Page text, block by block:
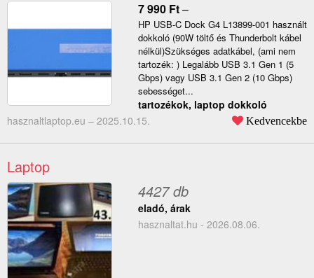
7 990 Ft–
HP USB-C Dock G4 L13899-001 használt
dokkoló (90W töltő és Thunderbolt kábel
nélkül)Szükséges adatkábel, (ami nem
tartozék: ) Legalább USB 3.1 Gen 1 (5
Gbps) vagy USB 3.1 Gen 2 (10 Gbps)
sebességet...
tartozékok, laptop dokkoló
hasznaltlaptop.eu – 2025.10.15. Kedvencekbe
Laptop
4427 db
eladó, árak
hasznaltat.hu - 2026.08.06.